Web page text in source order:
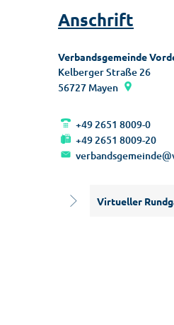
Anschrift
Verbandsgemeinde
Kelberger Straße 26
56727 Mayen
+49 2651 8009-0
+49 2651 8009-20
Virtueller